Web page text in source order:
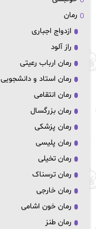
رمان
ازدواج اجباری
راز آلود
رمان ارباب رعیتی
رمان استاد و دانشجویی
رمان انتقامی
رمان بزرگسال
رمان پزشکی
رمان پلیسی
رمان تخیلی
رمان ترسناک
رمان خارجی
رمان خون اشامی
رمان طنز